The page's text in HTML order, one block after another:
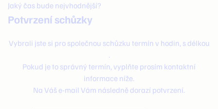
Jaký čas bude nejvhodnější?
Potvrzení schůzky
Vybrali jste si pro společnou schůzku termín v hodin, s délkou
.
Pokud je to správný termín, vyplňte prosím kontaktní
informace níže.
Na Váš e-mail Vám následně dorazí potvrzení.